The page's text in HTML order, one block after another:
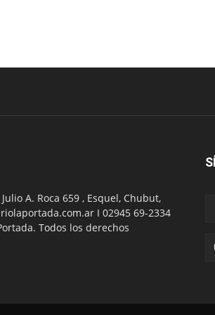
A. Roca 659 , Esquel, Chubut,
I 02945 69-2334
Todos los derechos